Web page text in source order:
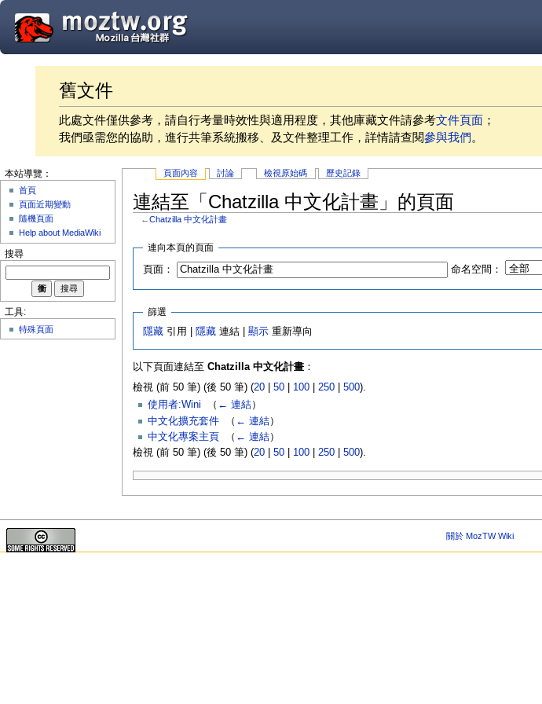
舊文件
此處文件僅供參考，請自行考量時效性與適用程度，其他庫藏文件請參考文件頁面 ；
我們亟需您的協助，進行共筆系統搬移、及文件整理工作，詳情請查閱參與我們。
頁面內容 討論 檢視原始碼 歷史記錄
連結至「Chatzilla 中文化計畫」的頁面
←Chatzilla 中文化計畫
連向本頁的頁面
頁面： 命名空間：
篩選
隱藏 引用 | 隱藏 連結 |顯示 重新導向
以下頁面連結至 Chatzilla 中文化計畫：
檢視 (前 50 筆) (後 50 筆) (20| 50| 100| 250| 500).
使用者:Wini
（ ← 連結）
中文化擴充套件‎ （ ← 連結）
中文化專案主頁‎ （ ← 連結）
檢視 (前 50 筆) (後 50 筆) (20| 50| 100| 250| 500).
本站導覽：
首頁
頁面近期變動
隨機頁面
Help about MediaWiki
搜尋
工具:
特殊頁面
關於 MozTW Wiki